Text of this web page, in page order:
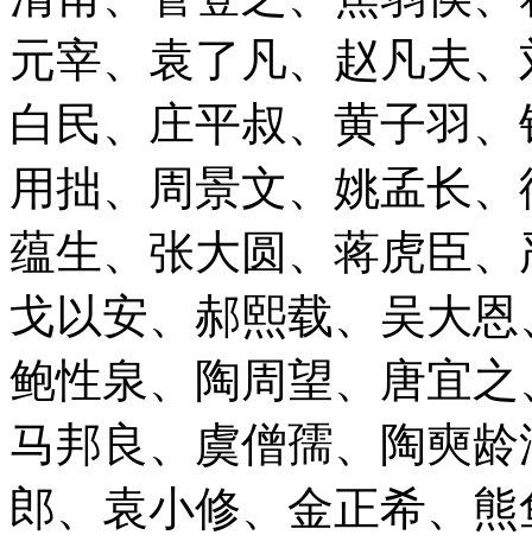
元宰、袁了凡、赵凡夫
白民、庄平叔、黄子羽
用拙、周景文、姚孟长
蕴生、张大圆、蒋虎臣
戈以安、郝熙载、吴大
鲍性泉、陶周望、唐宜
马邦良、虞僧孺、陶奭
郎、袁小修、金正希、